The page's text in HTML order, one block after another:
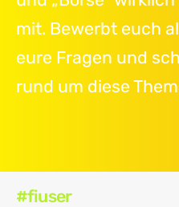
mit. Bewerbt euch
eure Fragen und
rund um diese
#fiuser